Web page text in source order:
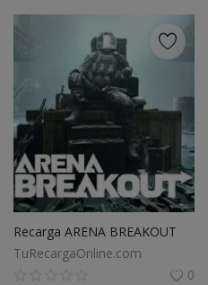
Recarga ARENA BREAKOUT
TuRecargaOnline.com
0